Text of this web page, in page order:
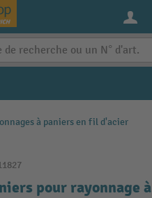
à paniers en fil d'acier
pour rayonnage à